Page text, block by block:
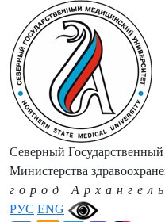
РУС ENG
Северный
Министерства
город